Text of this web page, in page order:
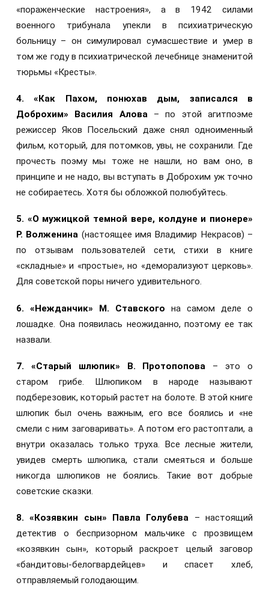
«пораженческие настроения», а в 1942 силами
военного трибунала упекли в психиатрическую
больницу – он симулировал сумасшествие и умер в
том же году в психиатрической лечебнице знаменитой
тюрьмы «Кресты».
4. «Как Пахом, понюхав дым, записался в
Доброхим» Василия Алова– по этой агитпоэме
режиссер Яков Посельский даже снял одноименный
фильм, который, для потомков, увы, не сохранили. Где
прочесть поэму мы тоже не нашли, но вам оно, в
принципе и не надо, вы вступать в Доброхим уж точно
не собираетесь. Хотя бы обложкой полюбуйтесь.
5. «О мужицкой темной вере, колдуне и пионере»
Р. Волженина (настоящее имя Владимир Некрасов) –
по отзывам пользователей сети, стихи в книге
«складные» и «простые», но «деморализуют церковь».
Для советской поры ничего удивительного.
6. «Нежданчик» М. Ставского на самом деле о
лошадке. Она появилась неожиданно, поэтому ее так
назвали.
7. «Старый шлюпик» В. Протопопова – это о
старом грибе. Шлюпиком в народе называют
подберезовик, который растет на болоте. В этой книге
шлюпик был очень важным, его все боялись и «не
смели с ним заговаривать». А потом его растоптали, а
внутри оказалась только труха. Все лесные жители,
увидев смерть шлюпика, стали смеяться и больше
никогда шлюпиков не боялись. Такие вот добрые
советские сказки.
8. «Козявкин сын» Павла Голубева – настоящий
детектив о беспризорном мальчике с прозвищем
«козявкин сын», который раскроет целый заговор
«бандитовы-белогвардейцев» и спасет хлеб,
отправляемый голодающим.